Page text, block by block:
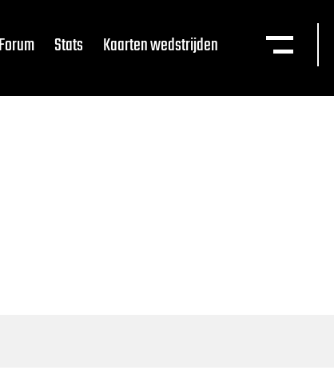
Forum Stats Kaarten wedstrijden